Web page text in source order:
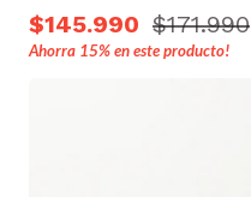
$145.990 $171.990
Ahorra 15%en este producto!